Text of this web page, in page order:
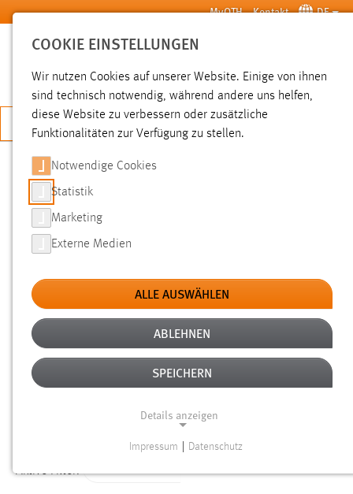
Zum Hauptinhalt springen MyOTH Kontakt DE
SUCHE
JETZT BEWERBEN
SUCHE
FILTER
Typ
Erstellungsdatum
Alter
Aktive Filter:
COOKIE EINSTELLUNGEN
Wir nutzen Cookies auf unserer Website. Einige von ihnen
sind technisch notwendig, während andere uns helfen,
diese Website zu verbessern oder zusätzliche
Funktionalitäten zur Verfügung zu stellen.
Notwendige Cookies
Statistik
Marketing
Externe Medien
ALLE AUSWÄHLEN
ABLEHNEN
SPEICHERN
Details anzeigen
Impressum Datenschutz